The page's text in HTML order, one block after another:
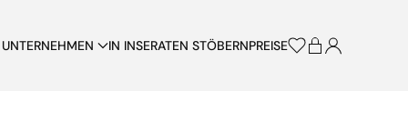
UNTERNEHMEN IN INSERATEN STÖBERNPREISE